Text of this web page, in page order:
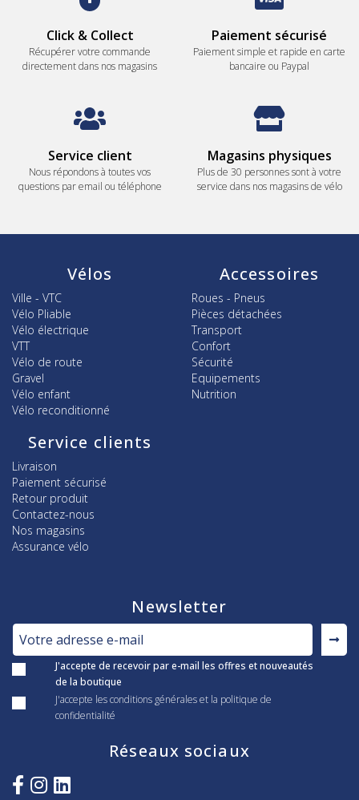
Click & Collect
Récupérer votre commande
directement dans nos magasins
Paiement sécurisé
Paiement simple et rapide en carte
bancaire ou Paypal
Service client
Nous répondons à toutes vos
questions par email ou téléphone
Magasins physiques
Plus de 30 personnes sont à votre
service dans nos magasins de vélo
Vélos
Ville - VTC
Vélo Pliable
Vélo électrique
VTT
Vélo de route
Gravel
Vélo enfant
Vélo reconditionné
Accessoires
Roues - Pneus
Pièces détachées
Transport
Confort
Sécurité
Equipements
Nutrition
Service clients
Livraison
Paiement sécurisé
Retour produit
Contactez-nous
Nos magasins
Assurance vélo
Newsletter
J'accepte de recevoir par e-mail les offres et nouveautés
de la boutique
J'accepte les conditions générales et la politique de
confidentialité
Réseaux sociaux